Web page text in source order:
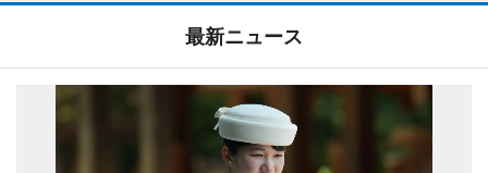
最新ニュース